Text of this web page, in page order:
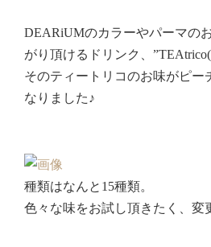
DEARiUMのカラーやパーマの
がり頂けるドリンク、
そのティートリコのお味がピー
なりました♪
種類はなんと15種類。
色々な味をお試し頂きたく、変